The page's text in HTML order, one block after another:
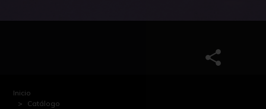
Inicio
Catálogo